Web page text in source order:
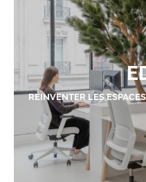
RÉINVENTER LES